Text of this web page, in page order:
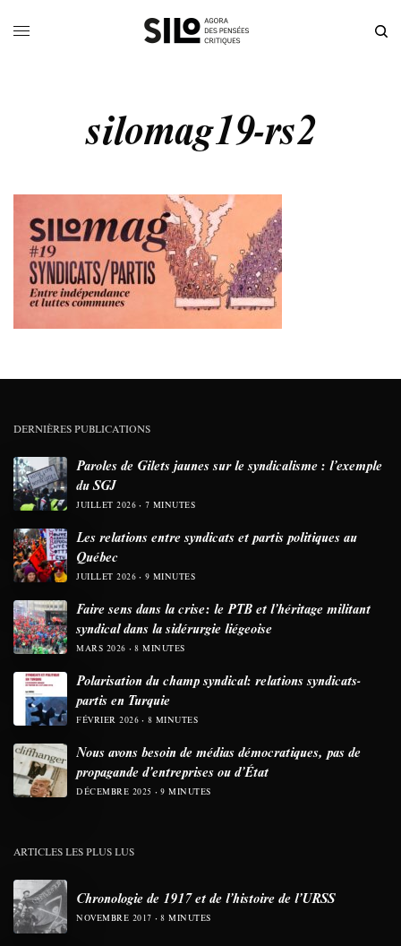
silomag19-rs2
DERNIÈRES PUBLICATIONS
Paroles de Gilets jaunes sur le syndicalisme : l’exemple
du SGJ
JUILLET 2026 7 MINUTES
Les relations entre syndicats et partis politiques au
Québec
JUILLET 2026 9 MINUTES
Faire sens dans la crise: le PTB et l’héritage militant
syndical dans la sidérurgie liégeoise
MARS 2026 8 MINUTES
Polarisation du champ syndical: relations syndicats-
partis en Turquie
FÉVRIER 2026 8 MINUTES
Nous avons besoin de médias démocratiques, pas de
propagande d’entreprises ou d’État
DÉCEMBRE 2025 9 MINUTES
ARTICLES LES PLUS LUS
Chronologie de 1917 et de l’histoire de l’URSS
NOVEMBRE 2017 8 MINUTES